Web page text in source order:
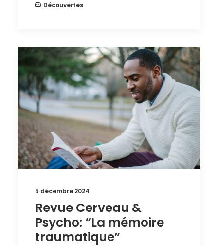
Découvertes
5 décembre 2024
Revue Cerveau &
Psycho: “La mémoire
traumatique”